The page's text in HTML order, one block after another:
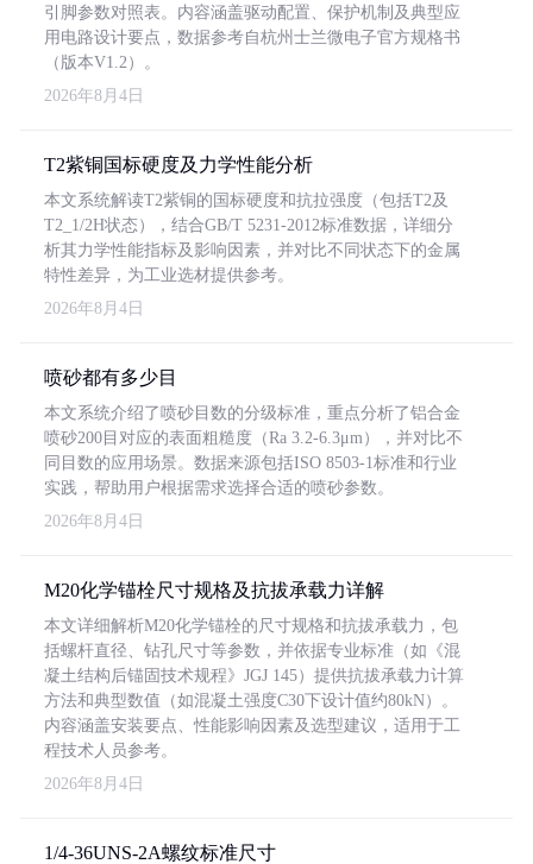
引脚参数对照表。内容涵盖驱动配置、保护机制及典型应
用电路设计要点，数据参考自杭州士兰微电子官方规格书
（版本V1.2）。
2026年8月4日
T2紫铜国标硬度及力学性能分析
本文系统解读T2紫铜的国标硬度和抗拉强度（包括T2及
T2_1/2H状态），结合GB/T 5231-2012标准数据，详细分
析其力学性能指标及影响因素，并对比不同状态下的金属
特性差异，为工业选材提供参考。
2026年8月4日
喷砂都有多少目
本文系统介绍了喷砂目数的分级标准，重点分析了铝合金
喷砂200目对应的表面粗糙度（Ra 3.2-6.3μm），并对比不
同目数的应用场景。数据来源包括ISO 8503-1标准和行业
实践，帮助用户根据需求选择合适的喷砂参数。
2026年8月4日
M20化学锚栓尺寸规格及抗拔承载力详解
本文详细解析M20化学锚栓的尺寸规格和抗拔承载力，包
括螺杆直径、钻孔尺寸等参数，并依据专业标准（如《混
凝土结构后锚固技术规程》JGJ 145）提供抗拔承载力计算
方法和典型数值（如混凝土强度C30下设计值约80kN）。
内容涵盖安装要点、性能影响因素及选型建议，适用于工
程技术人员参考。
2026年8月4日
1/4-36UNS-2A螺纹标准尺寸